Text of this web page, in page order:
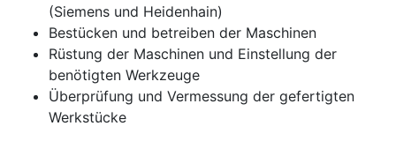
(Siemens und Heidenhain)
Bestücken und betreiben der Maschinen
Rüstung der Maschinen und Einstellung der
benötigten Werkzeuge
Überprüfung und Vermessung der gefertigten
Werkstücke